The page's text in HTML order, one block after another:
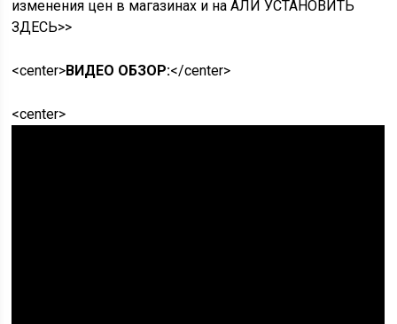
изменения цен в магазинах и на АЛИ УСТАНОВИТЬ
ЗДЕСЬ>>
<center>ВИДЕО ОБЗОР:</center>
<center>